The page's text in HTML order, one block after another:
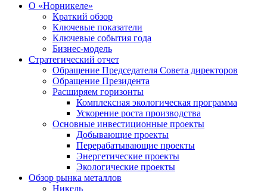
О «Норникеле»
Краткий обзор
Ключевые показатели
Ключевые события года
Бизнес-модель
Стратегический отчет
Обращение Председателя Совета директоров
Обращение Президента
Расширяем горизонты
Комплексная экологическая программа
Ускорение роста производства
Основные инвестиционные проекты
Добывающие проекты
Перерабатывающие проекты
Энергетические проекты
Экологические проекты
Обзор рынка металлов
Никель